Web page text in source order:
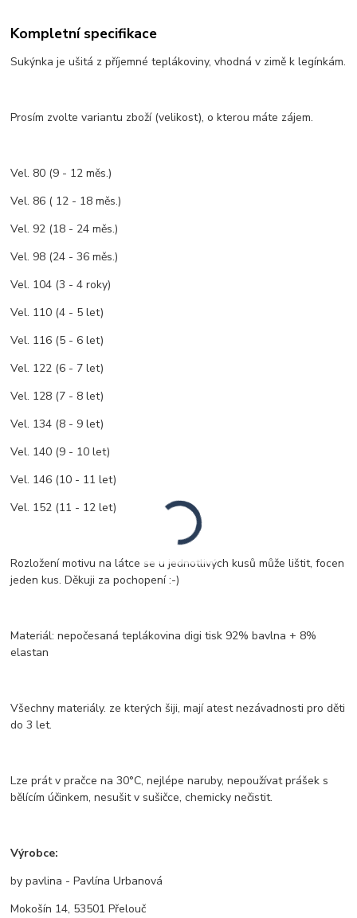
Kompletní specifikace
Sukýnka je ušitá z příjemné teplákoviny, vhodná v zimě k legínkám.
Prosím zvolte variantu zboží (velikost), o kterou máte zájem.
Vel. 80 (9 - 12 měs.)
Vel. 86 ( 12 - 18 měs.)
Vel. 92 (18 - 24 měs.)
Vel. 98 (24 - 36 měs.)
Vel. 104 (3 - 4 roky)
Vel. 110 (4 - 5 let)
Vel. 116 (5 - 6 let)
Vel. 122 (6 - 7 let)
Vel. 128 (7 - 8 let)
Vel. 134 (8 - 9 let)
Vel. 140 (9 - 10 let)
Vel. 146 (10 - 11 let)
Vel. 152 (11 - 12 let)
Rozložení motivu na látce se u jednotlivých kusů může lištit, focen
jeden kus. Děkuji za pochopení :-)
Materiál: nepočesaná teplákovina digi tisk 92% bavlna + 8%
elastan
Všechny materiály. ze kterých šiji, mají atest nezávadnosti pro děti
do 3 let.
Lze prát v pračce na 30°C, nejlépe naruby, nepoužívat prášek s
bělícím účinkem, nesušit v sušičce, chemicky nečistit.
Výrobce:
by pavlina - Pavlína Urbanová
Mokošín 14, 53501 Přelouč